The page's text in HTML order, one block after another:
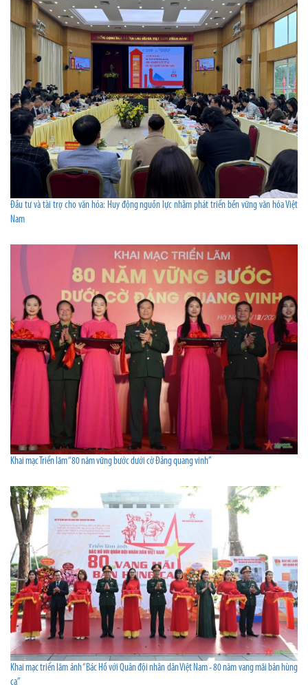
Đầu tư và tài trợ cho văn hóa: Huy động nguồn lực nhằm phát triển bền vững văn hóa Việt
Nam
Khai mạc Triển lãm “80 năm vững bước dưới cờ Đảng quang vinh”
Khai mạc triển lãm ảnh “Bác Hồ với Quân đội nhân dân Việt Nam - 80 năm vang mãi bản hùng
ca”